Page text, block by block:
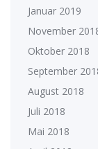
Januar 2019
November
Oktober 2018
September
August 2018
Juli 2018
Mai 2018